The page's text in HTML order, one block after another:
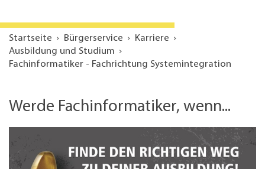
Startseite Bürgerservice
Karriere
Ausbildung und Studium
Fachinformatiker - Fachrichtung Systemintegration
Werde Fachinformatiker, wenn...